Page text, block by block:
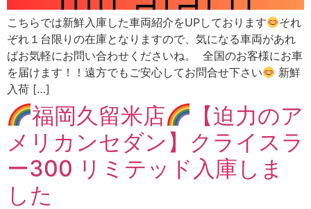
こちらでは新鮮入庫した車両紹介をUPしております
それ
ぞれ１台限りの在庫となりますので、気になる車両があれ
ばお気軽にお問い合わせくださいね。 全国のお客様にお車
を届けます！！遠方でもご安心してお問合せ下さい
新鮮
入荷 […]
福岡久留米店
【迫力のア
メリカンセダン】クライスラ
ー300 リミテッド入庫しま
した